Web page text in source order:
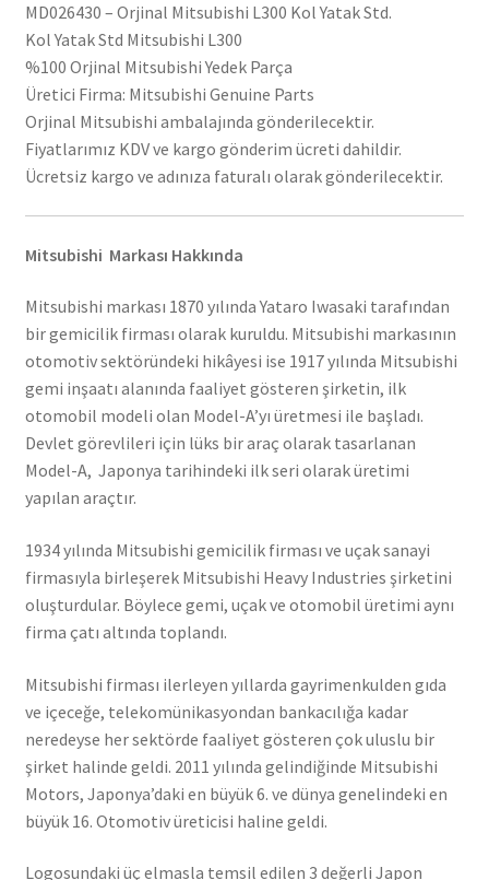
MD026430 – Orjinal Mitsubishi L300 Kol Yatak Std.
Kol Yatak Std Mitsubishi L300
%100 Orjinal Mitsubishi Yedek Parça
Üretici Firma: Mitsubishi Genuine Parts
Orjinal Mitsubishi ambalajında gönderilecektir.
Fiyatlarımız KDV ve kargo gönderim ücreti dahildir.
Ücretsiz kargo ve adınıza faturalı olarak gönderilecektir.
Mitsubishi Markası Hakkında
Mitsubishi markası 1870 yılında Yataro Iwasaki tarafından
bir gemicilik firması olarak kuruldu. Mitsubishi markasının
otomotiv sektöründeki hikâyesi ise 1917 yılında Mitsubishi
gemi inşaatı alanında faaliyet gösteren şirketin, ilk
otomobil modeli olan Model-A’yı üretmesi ile başladı.
Devlet görevlileri için lüks bir araç olarak tasarlanan
Model-A, Japonya tarihindeki ilk seri olarak üretimi
yapılan araçtır.
1934 yılında Mitsubishi gemicilik firması ve uçak sanayi
firmasıyla birleşerek Mitsubishi Heavy Industries şirketini
oluşturdular. Böylece gemi, uçak ve otomobil üretimi aynı
firma çatı altında toplandı.
Mitsubishi firması ilerleyen yıllarda gayrimenkulden gıda
ve içeceğe, telekomünikasyondan bankacılığa kadar
neredeyse her sektörde faaliyet gösteren çok uluslu bir
şirket halinde geldi. 2011 yılında gelindiğinde Mitsubishi
Motors, Japonya’daki en büyük 6. ve dünya genelindeki en
büyük 16. Otomotiv üreticisi haline geldi.
Logosundaki üç elmasla temsil edilen 3 değerli Japon